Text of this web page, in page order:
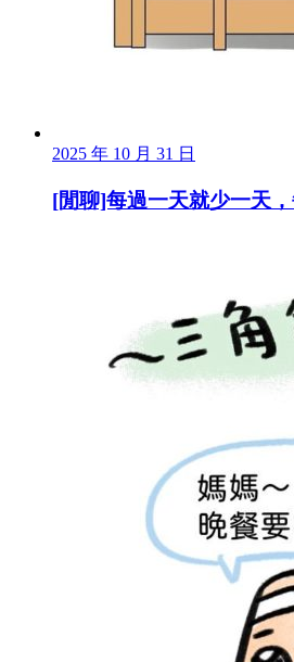
2025 年 10 月 31 日
[閒聊]每過一天就少一天